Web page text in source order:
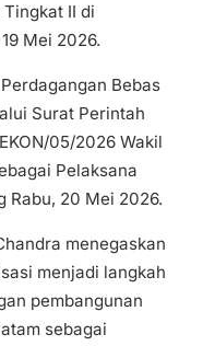
II di
Mei 2026.
Bebas
Surat Perintah
05/2026 Wakil
Pelaksana
Rabu, 20 Mei 2026.
menegaskan
menjadi langkah
pembangunan
sebagai